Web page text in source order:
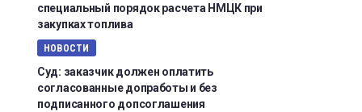
специальный порядок расчета НМЦК при
закупках топлива
НОВОСТИ
Суд: заказчик должен оплатить
согласованные допработы и без
подписанного допсоглашения